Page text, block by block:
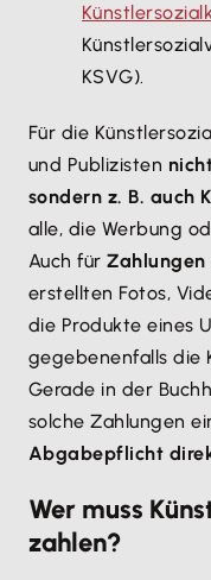
KSVG).
Für die
und Publizisten
sondern z. B. auch
alle, die Werbung
Auch für
erstellten Fotos,
die Produkte eines
gegebenenfalls die
Gerade in der
solche Zahlungen
Abgabepflicht
Wer muss
zahlen?